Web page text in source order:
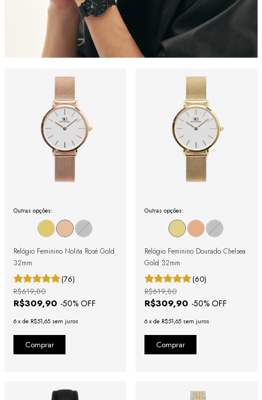
Outras opções:
Relógio Feminino Nolita Rosé Gold
32mm
(76)
R$309,90 -50% OFF
R$619,80
6 x de R$51,65 sem juros
Outras opções:
Relógio Feminino Dourado Chelsea
Gold 32mm
(60)
R$309,90 -50% OFF
R$619,80
6 x de R$51,65 sem juros